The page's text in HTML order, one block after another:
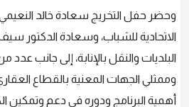
وحضر حفل التخريج سعادة خالد
الاتحادية للشباب، وسعادة الدكتور
البلديات والنقل بالإنابة، إلى جانب
وممثلي الجهات المعنية بالقطاع
أهمية البرنامج ودوره في دعم وتمكين